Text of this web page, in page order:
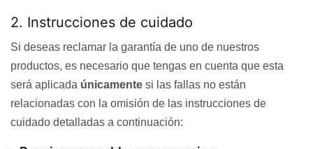
2. Instrucciones de cuidado
Si deseas reclamar la garantía de uno de nuestros
productos, es necesario que tengas en cuenta que esta
será aplicada únicamente si las fallas no están
relacionadas con la omisión de las instrucciones de
cuidado detalladas a continuación: